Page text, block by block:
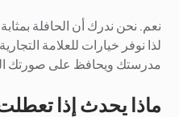
نعم. نحن ندرك أن الحافلة
لذا نوفر خيارات للعلامة
مدرستك ويحافظ على صورتك
ماذا يحدث إذا